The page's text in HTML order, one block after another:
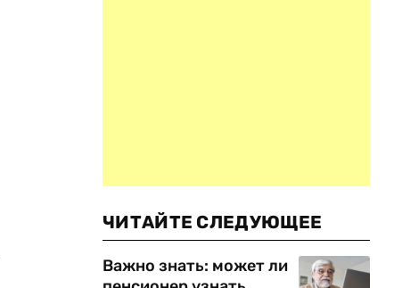
ЧИТАЙТЕ СЛЕДУЮЩЕЕ
Важно знать: может ли